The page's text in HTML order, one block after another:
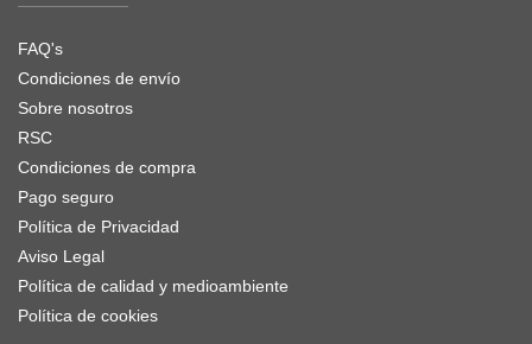
FAQ's
Condiciones de envío
Sobre nosotros
RSC
Condiciones de compra
Pago seguro
Política de Privacidad
Aviso Legal
Política de calidad y medioambiente
Política de cookies